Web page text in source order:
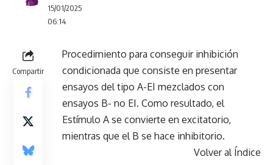
15/01/2025
06:14
Compartir
Procedimiento para conseguir inhibición
condicionada que consiste en presentar
ensayos del tipo A-EI mezclados con
ensayos B- no EI. Como resultado, el
Estímulo A se convierte en excitatorio,
mientras que el B se hace inhibitorio.
Volver al Índice